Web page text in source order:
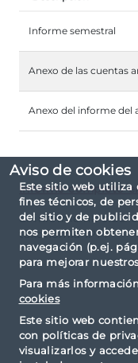
Aviso de cookies
Este sitio web utiliza
fines técnicos, de
del sitio y de
nos permiten
navegación (p.ej.
para mejorar
Para más
cookies
Este sitio web
con políticas de
visualizarlos y
Informe semestral
Anexo de las cuentas
Anexo del informe del
Informe completo
El informe ha sido
taxonomía IPP.